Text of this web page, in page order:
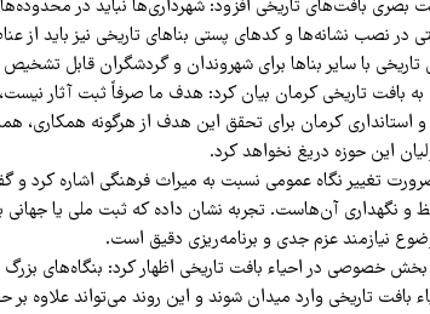
بصری بافت‌های تاریخی افزود: شهرداری‌ها نباید در
در نصب نشانه‌ها و کدهای پستی بناهای تاریخی نیز باید از
با سایر بناها برای شهروندان و گردشگران قابل
به بافت تاریخی کرمان بیان کرد: هدف ما صرفاً ثبت آثار نیست،
کرمان برای تحقق این هدف از هرگونه همکاری،
این حوزه دریغ نخواهد کرد.
تغییر نگاه عمومی نسبت به میراث فرهنگی اشاره کرد و
و نگهداری آن‌هاست. تجربه نشان داده که ثبت ملی یا جهانی
نیازمند عزم جدی و برنامه‌ریزی دقیق است.
بخش خصوصی در احیاء بافت تاریخی اظهار کرد: بنگاه‌های
بافت تاریخی وارد میدان شوند و این روند می‌تواند علاوه بر